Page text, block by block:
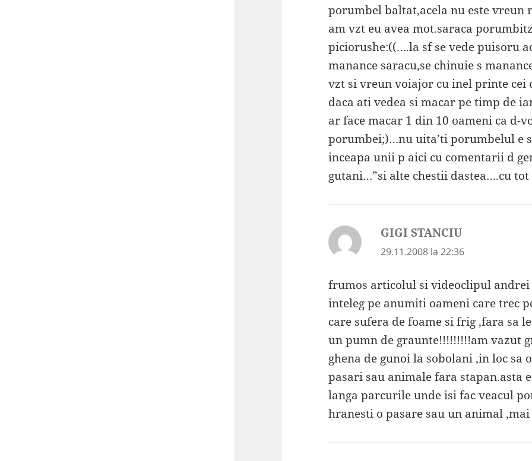
porumbel baltat,acela nu este
am vzt eu avea mot.saraca
piciorushe:((….la sf se vede puisoru
manance saracu,se chinuie s
vzt si vreun voiajor cu inel printe
daca ati vedea si macar pe timp de
ar face macar 1 din 10 oameni ca
porumbei;)…nu uita’ti porumbelul e
inceapa unii p aici cu comentarii d
gutani…”si alte chestii dastea….cu tot
GIGI STANCIU
29.11.2008 la 22:36
frumos articolul si videoclipul
inteleg pe anumiti oameni care trec
care sufera de foame si frig ,fara sa
un pumn de graunte!!!!!!!!!am vazut
ghena de gunoi la sobolani ,in loc sa
pasari sau animale fara stapan.asta
langa parcurile unde isi fac veacul
hranesti o pasare sau un animal